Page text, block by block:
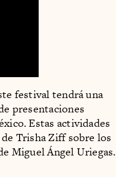
festival tendrá una
presentaciones
Estas actividades
Trisha Ziff sobre los
Miguel Ángel Uriegas.